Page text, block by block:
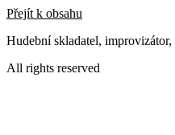
Přejít k obsahu
Hudební skladatel,
All rights reserved